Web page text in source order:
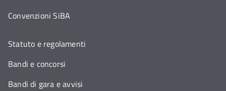
Convenzioni SiBA
Statuto e regolamenti
Bandi e concorsi
Bandi di gara e avvisi